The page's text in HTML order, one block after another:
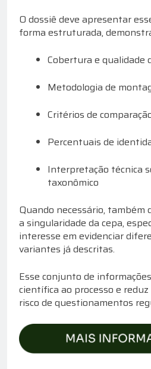
O dossiê deve apresentar
forma estruturada,
Cobertura e qualidade
Metodologia de
Critérios de
Percentuais de
Interpretação técnica
taxonômico
Quando necessário, também
a singularidade da cepa,
interesse em evidenciar
variantes já descritas.
Esse conjunto de
científica ao processo e
risco de questionamentos